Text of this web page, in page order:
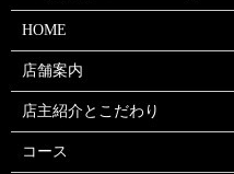
HOME
店舗案内
店主紹介とこだわり
コース